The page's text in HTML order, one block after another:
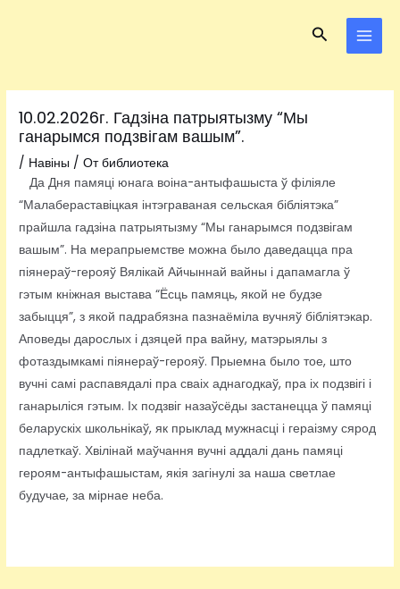
Поиск
10.02.2026г. Гадзіна патрыятызму “Мы
ганарымся подзвігам вашым”.
/ Навіны / Отбиблиотека
Да Дня памяці юнага воіна-антыфашыста ў філіяле
“Малабераставіцкая інтэграваная сельская бібліятэка”
прайшла гадзіна патрыятызму “Мы ганарымся подзвігам
вашым”. На мерапрыемстве можна было даведацца пра
піянераў-герояў Вялікай Айчыннай вайны і дапамагла ў
гэтым кніжная выстава “Ёсць памяць, якой не будзе
забыцця”, з якой падрабязна пазнаёміла вучняў бібліятэкар.
Аповеды дарослых і дзяцей пра вайну, матэрыялы з
фотаздымкамі піянераў-герояў. Прыемна было тое, што
вучні самі распавядалі пра сваіх аднагодкаў, пра іх подзвігі і
ганарыліся гэтым. Іх подзвіг назаўсёды застанецца ў памяці
беларускіх школьнікаў, як прыклад мужнасці і гераізму сярод
падлеткаў. Хвілінай маўчання вучні аддалі дань памяці
героям-антыфашыстам, якія загінулі за наша светлае
будучае, за мірнае неба.